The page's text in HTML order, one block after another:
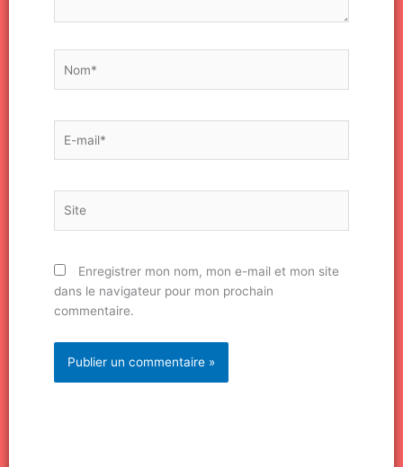
mail*
Enregistrer mon nom, mon e-mail et mon site
dans le navigateur pour mon prochain
commentaire.